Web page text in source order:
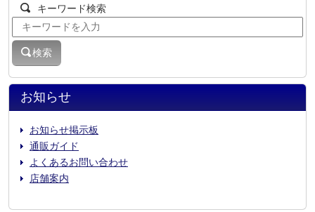
お知らせ
お知らせ掲示板
通販ガイド
よくあるお問い合わせ
店舗案内
キーワード検索
検索